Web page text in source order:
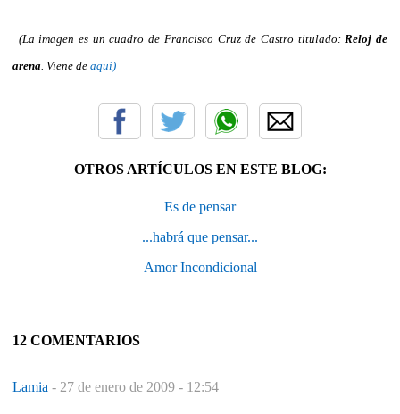
(La imagen es un cuadro de Francisco Cruz de Castro titulado: Reloj de
arena . Viene de aquí)
OTROS ARTÍCULOS EN ESTE BLOG:
Es de pensar
...habrá que pensar...
Amor Incondicional
12 COMENTARIOS
Lamia - 27 de enero de 2009 - 12:54